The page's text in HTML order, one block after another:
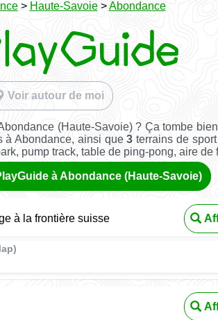
> Haute-Savoie>Abondance
Voir autour de moi
(Haute-Savoie) ? Ça tombe
à Abondance, ainsi que3 terrains de
pump track, table de ping-pong, aire de
à Abondance (Haute-Savoie)
à la frontière suisse